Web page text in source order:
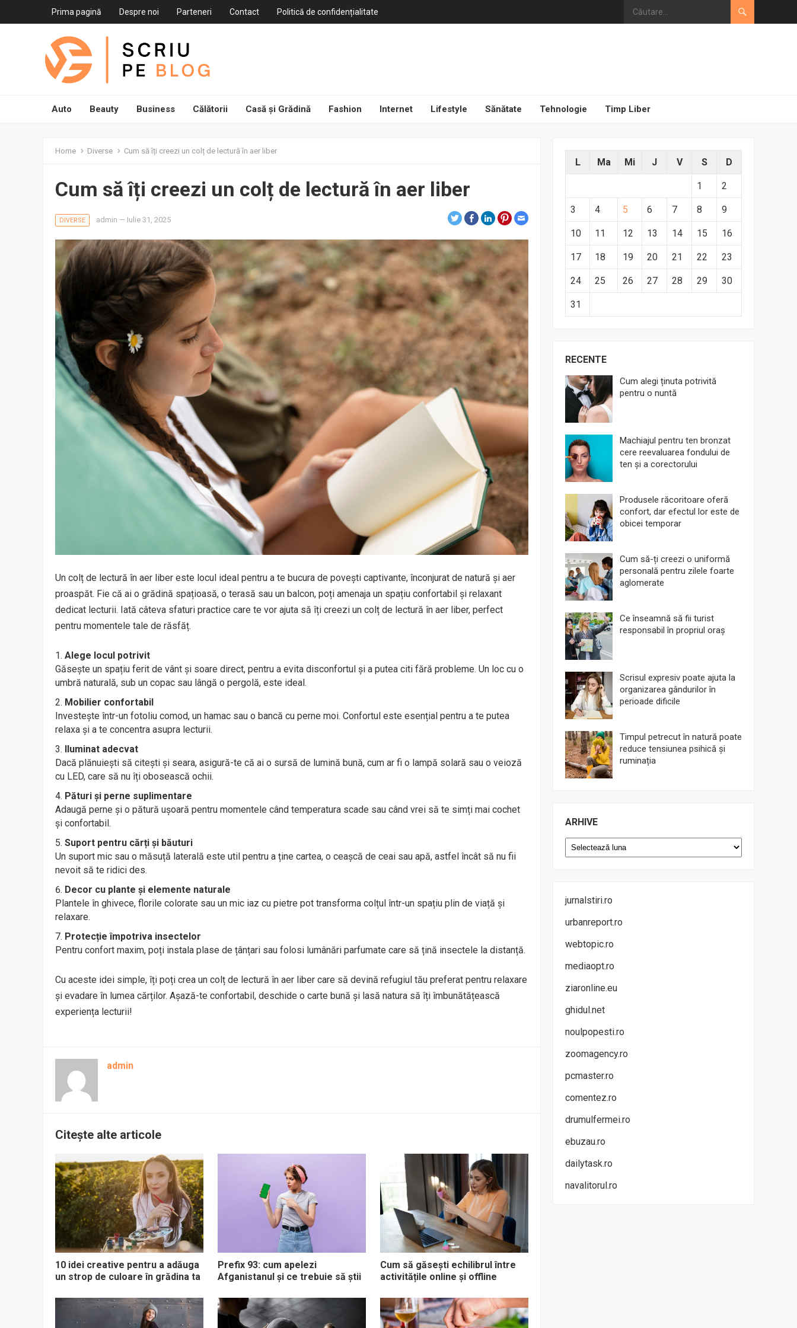
Prima pagină Despre noi Parteneri Contact Politică de confidențialitate
Auto Beauty Business Călătorii Casă și Grădină Fashion Internet Lifestyle Sănătate Tehnologie Timp Liber
Home Diverse Cum să îți creezi un colț de lectură în aer liber
Cum să îți creezi un colț de lectură în aer liber
DIVERSE admin — Iulie 31, 2025
Un colț de lectură în aer liber este locul ideal pentru a te bucura de povești captivante, înconjurat de natură și aer
proaspăt. Fie că ai o grădină spațioasă, o terasă sau un balcon, poți amenaja un spațiu confortabil și relaxant
dedicat lecturii. Iată câteva sfaturi practice care te vor ajuta să îți creezi un colț de lectură în aer liber, perfect
pentru momentele tale de răsfăț.
Alege locul potrivit
Găsește un spațiu ferit de vânt și soare direct, pentru a evita disconfortul și a putea citi fără probleme. Un loc cu o
umbră naturală, sub un copac sau lângă o pergolă, este ideal.
Mobilier confortabil
Investește într-un fotoliu comod, un hamac sau o bancă cu perne moi. Confortul este esențial pentru a te putea
relaxa și a te concentra asupra lecturii.
Iluminat adecvat
Dacă plănuiești să citești și seara, asigură-te că ai o sursă de lumină bună, cum ar fi o lampă solară sau o veioză
cu LED, care să nu îți obosească ochii.
Pături și perne suplimentare
Adaugă perne și o pătură ușoară pentru momentele când temperatura scade sau când vrei să te simți mai cochet
și confortabil.
Suport pentru cărți și băuturi
Un suport mic sau o măsuță laterală este util pentru a ține cartea, o ceașcă de ceai sau apă, astfel încât să nu fii
nevoit să te ridici des.
Decor cu plante și elemente naturale
Plantele în ghivece, florile colorate sau un mic iaz cu pietre pot transforma colțul într-un spațiu plin de viață și
relaxare.
Protecție împotriva insectelor
Pentru confort maxim, poți instala plase de țânțari sau folosi lumânări parfumate care să țină insectele la distanță.
Cu aceste idei simple, îți poți crea un colț de lectură în aer liber care să devină refugiul tău preferat pentru relaxare
și evadare în lumea cărților. Așază-te confortabil, deschide o carte bună și lasă natura să îți îmbunătățească
experiența lecturii!
admin
Citește alte articole
10 idei creative pentru a adăuga
un strop de culoare în grădina ta
Prefix 93: cum apelezi
Afganistanul și ce trebuie să știi
Cum să găsești echilibrul între
activitățile online și offline
L Ma Mi J V S D
1 2
3 4 5 6 7 8 9
10 11 12 13 14 15 16
17 18 19 20 21 22 23
24 25 26 27 28 29 30
31
RECENTE
Cum alegi ținuta potrivită
pentru o nuntă
Machiajul pentru ten bronzat
cere reevaluarea fondului de
ten și a corectorului
Produsele răcoritoare oferă
confort, dar efectul lor este de
obicei temporar
Cum să-ți creezi o uniformă
personală pentru zilele foarte
aglomerate
Ce înseamnă să fii turist
responsabil în propriul oraș
Scrisul expresiv poate ajuta la
organizarea gândurilor în
perioade dificile
Timpul petrecut în natură poate
reduce tensiunea psihică și
ruminația
ARHIVE
Arhive
jurnalstiri.ro
urbanreport.ro
webtopic.ro
mediaopt.ro
ziaronline.eu
ghidul.net
noulpopesti.ro
zoomagency.ro
pcmaster.ro
comentez.ro
drumulfermei.ro
ebuzau.ro
dailytask.ro
navalitorul.ro